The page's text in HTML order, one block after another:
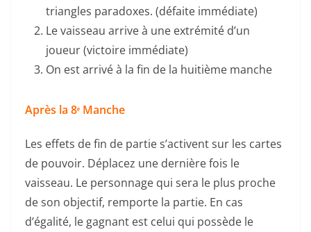
triangles paradoxes. (défaite immédiate)
Le vaisseau arrive à une extrémité d’un
joueur (victoire immédiate)
On est arrivé à la fin de la huitième manche
Après la 8ᵉ Manche
Les effets de fin de partie s’activent sur les cartes
de pouvoir. Déplacez une dernière fois le
vaisseau. Le personnage qui sera le plus proche
de son objectif, remporte la partie. En cas
d’égalité, le gagnant est celui qui possède le